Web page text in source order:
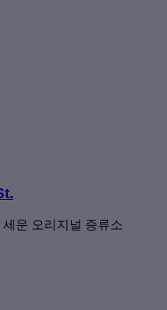
운 오리지널 증류소